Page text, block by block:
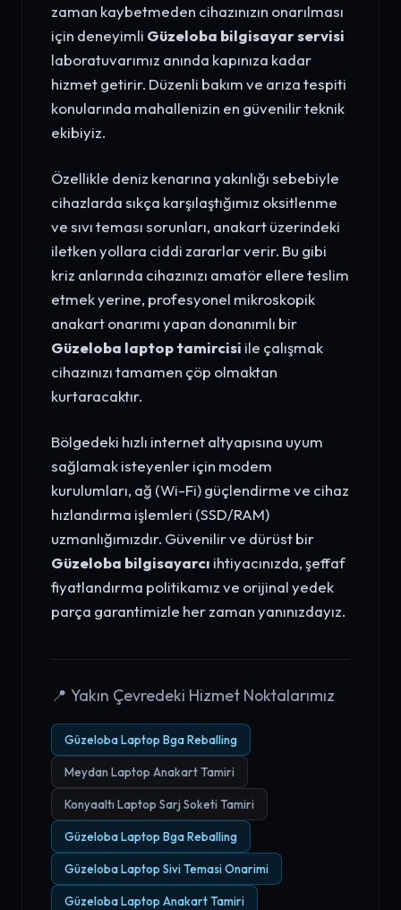
zaman kaybetmeden cihazınızın onarılması
için deneyimli Güzeloba bilgisayar servisi
laboratuvarımız anında kapınıza kadar
hizmet getirir. Düzenli bakım ve arıza tespiti
konularında mahallenizin en güvenilir teknik
ekibiyiz.
Özellikle deniz kenarına yakınlığı sebebiyle
cihazlarda sıkça karşılaştığımız oksitlenme
ve sıvı teması sorunları, anakart üzerindeki
iletken yollara ciddi zararlar verir. Bu gibi
kriz anlarında cihazınızı amatör ellere teslim
etmek yerine, profesyonel mikroskopik
anakart onarımı yapan donanımlı bir
Güzeloba laptop tamircisi ile çalışmak
cihazınızı tamamen çöp olmaktan
kurtaracaktır.
Bölgedeki hızlı internet altyapısına uyum
sağlamak isteyenler için modem
kurulumları, ağ (Wi-Fi) güçlendirme ve cihaz
hızlandırma işlemleri (SSD/RAM)
uzmanlığımızdır. Güvenilir ve dürüst bir
Güzeloba bilgisayarcı ihtiyacınızda, şeffaf
fiyatlandırma politikamız ve orijinal yedek
parça garantimizle her zaman yanınızdayız.
📍 Yakın Çevredeki Hizmet Noktalarımız
Güzeloba Laptop Bga Reballing
Meydan Laptop Anakart Tamiri
Konyaaltı Laptop Sarj Soketi Tamiri
Güzeloba Laptop Bga Reballing
Güzeloba Laptop Sivi Temasi Onarimi
Güzeloba Laptop Anakart Tamiri